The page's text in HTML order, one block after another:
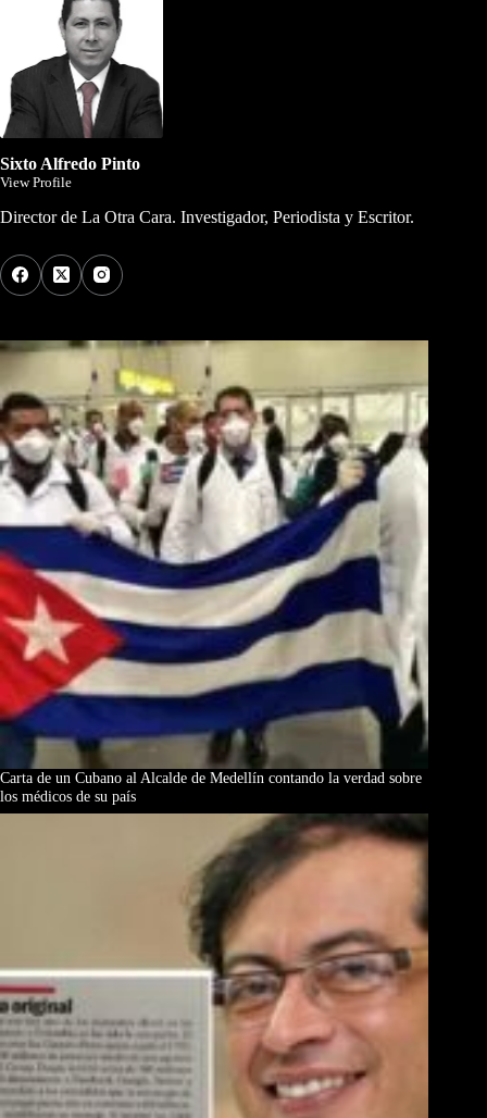
Sixto Alfredo Pinto
View Profile
Director de La Otra Cara. Investigador, Periodista y Escritor.
Carta de un Cubano al Alcalde de Medellín contando la verdad sobre
los médicos de su país